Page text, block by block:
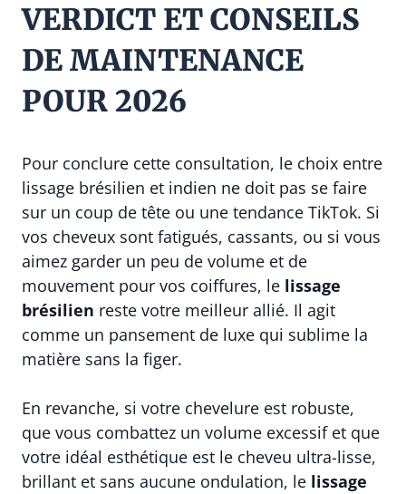
VERDICT ET CONSEILS
DE MAINTENANCE
POUR 2026
Pour conclure cette consultation, le choix entre
lissage brésilien et indien ne doit pas se faire
sur un coup de tête ou une tendance TikTok. Si
vos cheveux sont fatigués, cassants, ou si vous
aimez garder un peu de volume et de
mouvement pour vos coiffures, le lissage
brésilien reste votre meilleur allié. Il agit
comme un pansement de luxe qui sublime la
matière sans la figer.
En revanche, si votre chevelure est robuste,
que vous combattez un volume excessif et que
votre idéal esthétique est le cheveu ultra-lisse,
brillant et sans aucune ondulation, le lissage